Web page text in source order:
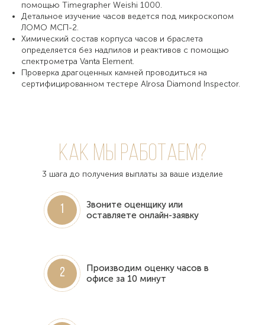
помощью Timegrapher Weishi 1000.
Детальное изучение часов ведется под микроскопом
ЛОМО МСП-2.
Химический состав корпуса часов и браслета
определяется без надпилов и реактивов с помощью
спектрометра Vanta Element.
Проверка драгоценных камней проводиться на
сертифицированном тестере Alrosa Diamond Inspector.
Как мы работаем?
3 шага до получения выплаты за ваше изделие
1
Звоните оценщику или
оставляете онлайн-заявку
2
Производим оценку часов в
офисе за 10 минут